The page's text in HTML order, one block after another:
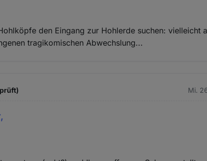
den Eingang zur Hohlerde suchen: vielleicht
tragikomischen Abwechslung...
Mi.